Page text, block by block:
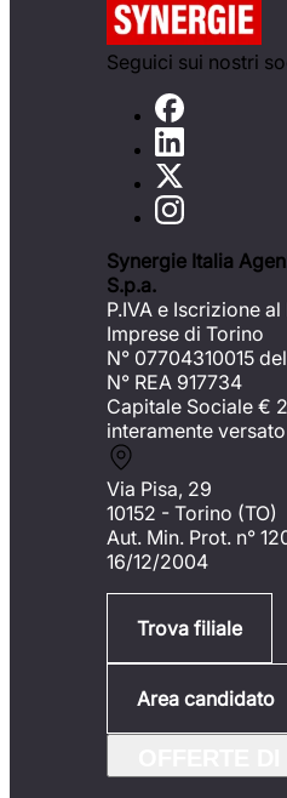
Seguici sui nostri
Synergie Italia
S.p.a.
P.IVA e Iscrizione
Imprese di Torino
N° 07704310015
N° REA 917734
Capitale Sociale €
interamente versato
Via Pisa, 29
10152 - Torino (TO)
Aut. Min. Prot. n°
16/12/2004
Trova filiale
Area candidato